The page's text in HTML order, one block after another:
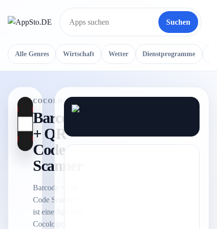
Suche
Suchen
Alle Genres Wirtschaft Wetter Dienstprogramme
COCOLOGICS
Barcode
+ QR
Code
Scanner
Barcode + QR
Code Scanner
ist eine App von
Cocologics.